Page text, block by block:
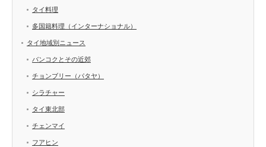
タイ料理
多国籍料理（インターナショナル）
タイ地域別ニュース
バンコクとその近郊
チョンブリー（パタヤ）
シラチャー
タイ東北部
チェンマイ
フアヒン